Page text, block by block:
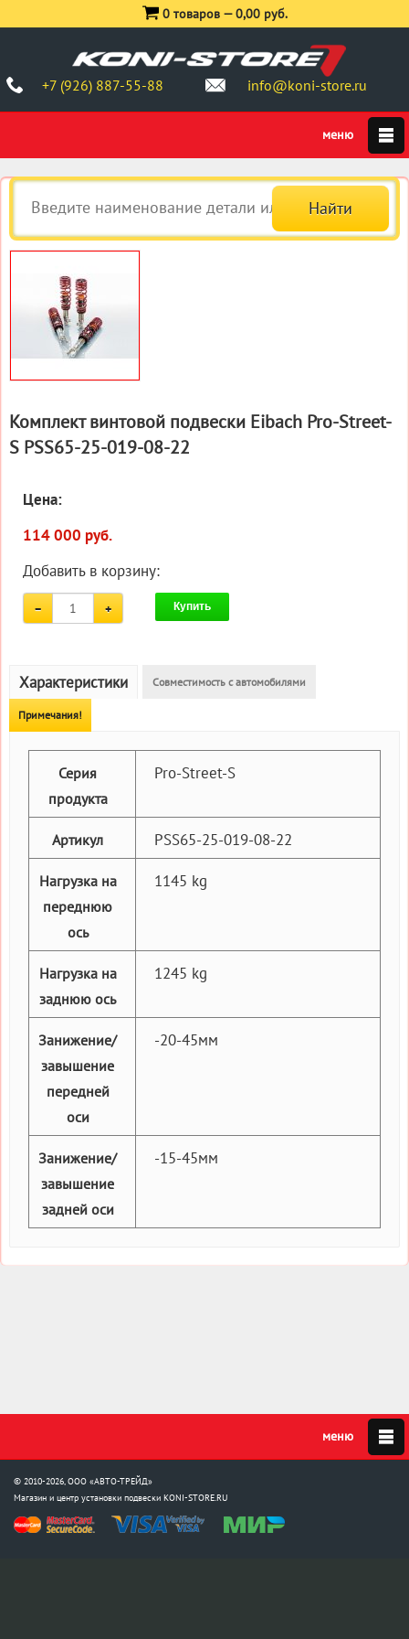
+7 (926) 887-55-88 info@koni-store.ru
0 товаров —0,00 руб.
Комплект винтовой подвески Eibach Pro-Street-
S PSS65-25-019-08-22
Цена:
114 000 руб.
Добавить в корзину:
Купить
Характеристики Совместимость с автомобилями
Примечания!
Серия
продукта
Pro-Street-S
Артикул PSS65-25-019-08-22
Нагрузка на
переднюю
ось
1145 kg
Нагрузка на
заднюю ось
1245 kg
Занижение/
завышение
передней
оси
-20-45мм
Занижение/
завышение
задней оси
-15-45мм
© 2010-2026, ООО «АВТО-ТРЕЙД»
Магазин и центр установки подвески KONI-STORE.RU